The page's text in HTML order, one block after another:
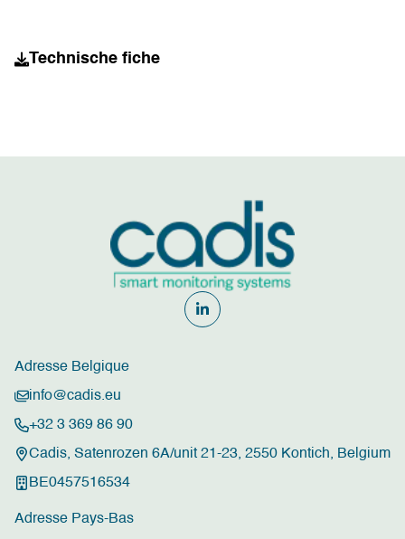
Technische fiche
Adresse Belgique
info@cadis.eu
+32 3 369 86 90
Cadis, Satenrozen 6A/unit 21-23, 2550 Kontich, Belgium
BE0457516534
Adresse Pays-Bas